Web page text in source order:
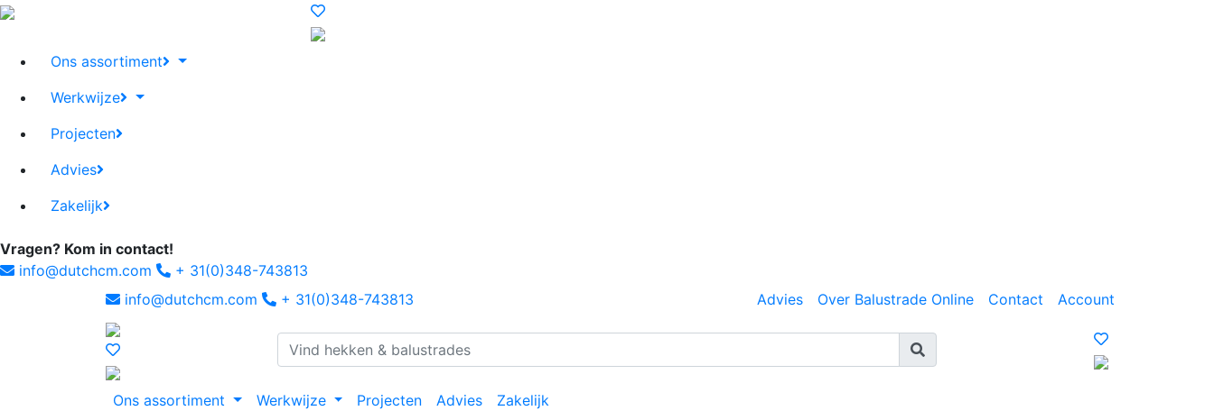
Ons assortiment
Werkwijze
Projecten
Advies
Zakelijk
Vragen? Kom in contact!
info@dutchcm.com
+ 31(0)348-743813
info@dutchcm.com
+ 31(0)348-743813 Advies Over Balustrade Online Contact Account
Ons assortiment Werkwijze Projecten Advies Zakelijk